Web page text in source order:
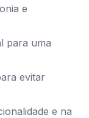
e
para uma
evitar
e na